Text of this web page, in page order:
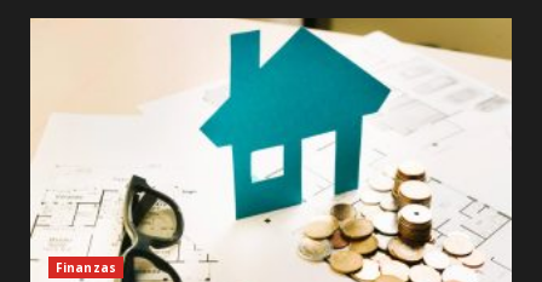
Finanzas